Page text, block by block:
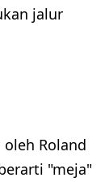
jalur
Roland
"meja"